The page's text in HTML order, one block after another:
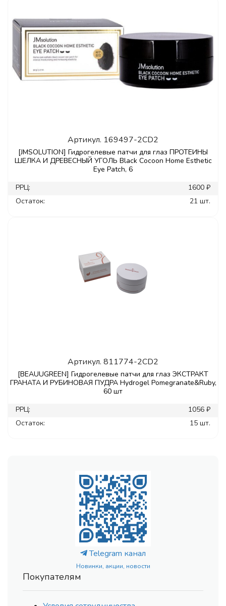
Артикул. 169497-2CD2
[JMSOLUTION] Гидрогелевые патчи для глаз ПРОТЕИНЫ
ШЕЛКА И ДРЕВЕСНЫЙ УГОЛЬ Black Cocoon Home Esthetic
Eye Patch, 6
РРЦ:
1600 ₽
Остаток:
21 шт.
Артикул. 811774-2CD2
[BEAUUGREEN] Гидрогелевые патчи для глаз ЭКСТРАКТ
ГРАНАТА И РУБИНОВАЯ ПУДРА Hydrogel Pomegranate&Ruby,
60 шт
РРЦ:
1056 ₽
Остаток:
15 шт.
Telegram канал
Новинки, акции, новости
Покупателям